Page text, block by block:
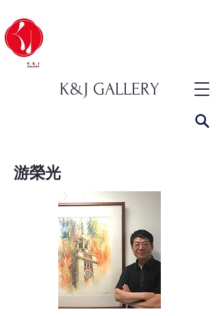
K&J GALLERY
游榮光